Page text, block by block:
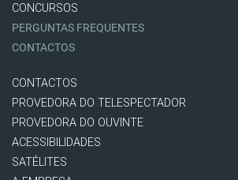
CONCURSOS
PERGUNTAS FREQUENTES
CONTACTOS
CONTACTOS
PROVEDORA DO TELESPECTADOR
PROVEDORA DO OUVINTE
ACESSIBILIDADES
SATÉLITES